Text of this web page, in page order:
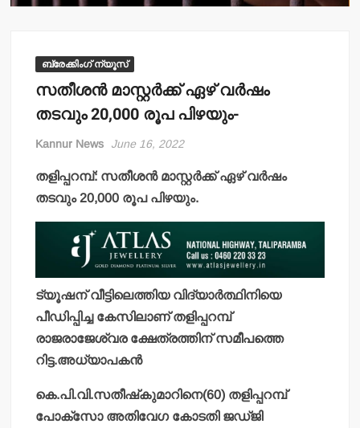
ബ്രേക്കിംഗ് ന്യൂസ്
സതീശന്‍ മാസ്റ്റര്‍ക്ക് ഏഴ് വര്‍ഷം
തടവും 20,000 രൂപ പിഴയും-
Kannur News June 16, 2022
തളിപ്പറമ്പ്: സതീശന്‍ മാസ്റ്റര്‍ക്ക് ഏഴ് വര്‍ഷം
തടവും 20,000 രൂപ പിഴയും.
ട്യൂഷന് വീട്ടിലെത്തിയ വിദ്യാര്‍ത്ഥിനിയെ
പീഡിപ്പിച്ച കേസിലാണ് തളിപ്പറമ്പ്
രാജരാജേശ്വര ക്ഷേത്രത്തിന് സമീപത്തെ
റിട്ട.അധ്യാപകന്‍
കെ.പി.വി.സതീഷ്‌കുമാറിനെ(60) തളിപ്പറമ്പ്
പോക്‌സോ അതിവേഗ കോടതി ജഡ്ജി